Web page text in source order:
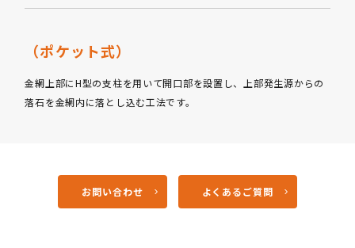
（ポケット式）
金網上部にH型の支柱を用いて開口部を設置し、上部発生源からの
落石を金網内に落とし込む工法です。
お問い合わせ よくあるご質問